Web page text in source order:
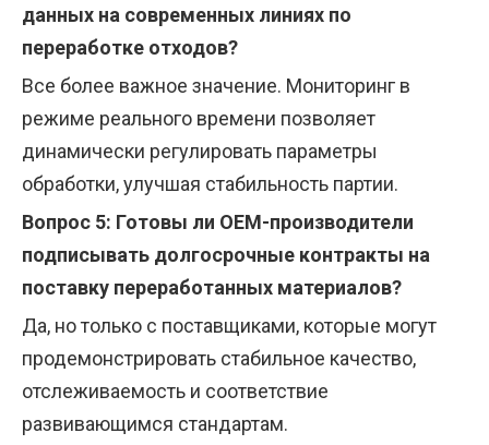
данных на современных линиях по
переработке отходов?
Все более важное значение. Мониторинг в
режиме реального времени позволяет
динамически регулировать параметры
обработки, улучшая стабильность партии.
Вопрос 5: Готовы ли OEM-производители
подписывать долгосрочные контракты на
поставку переработанных материалов?
Да, но только с поставщиками, которые могут
продемонстрировать стабильное качество,
отслеживаемость и соответствие
развивающимся стандартам.